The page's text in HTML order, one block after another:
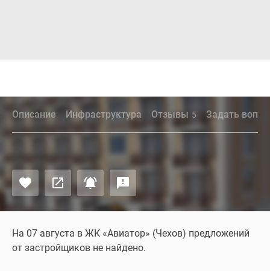
Описание Инфраструктура Отзывы 5 Задать
На 07 августа в ЖК «Авиатор» (Чехов) предложений
от застройщиков не найдено.